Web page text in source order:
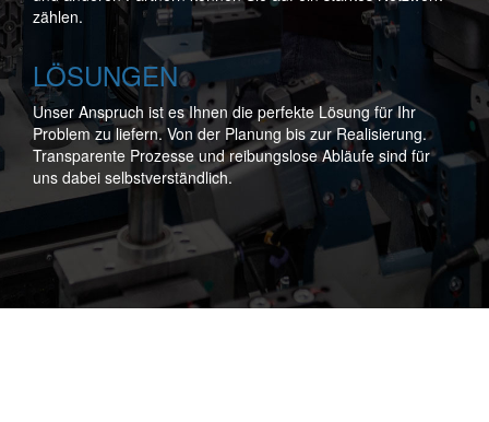
zählen.
LÖSUNGEN
Unser Anspruch ist es Ihnen die perfekte Lösung für Ihr
Problem zu liefern. Von der Planung bis zur Realisierung.
Transparente Prozesse und reibungslose Abläufe sind für
uns dabei selbstverständlich.